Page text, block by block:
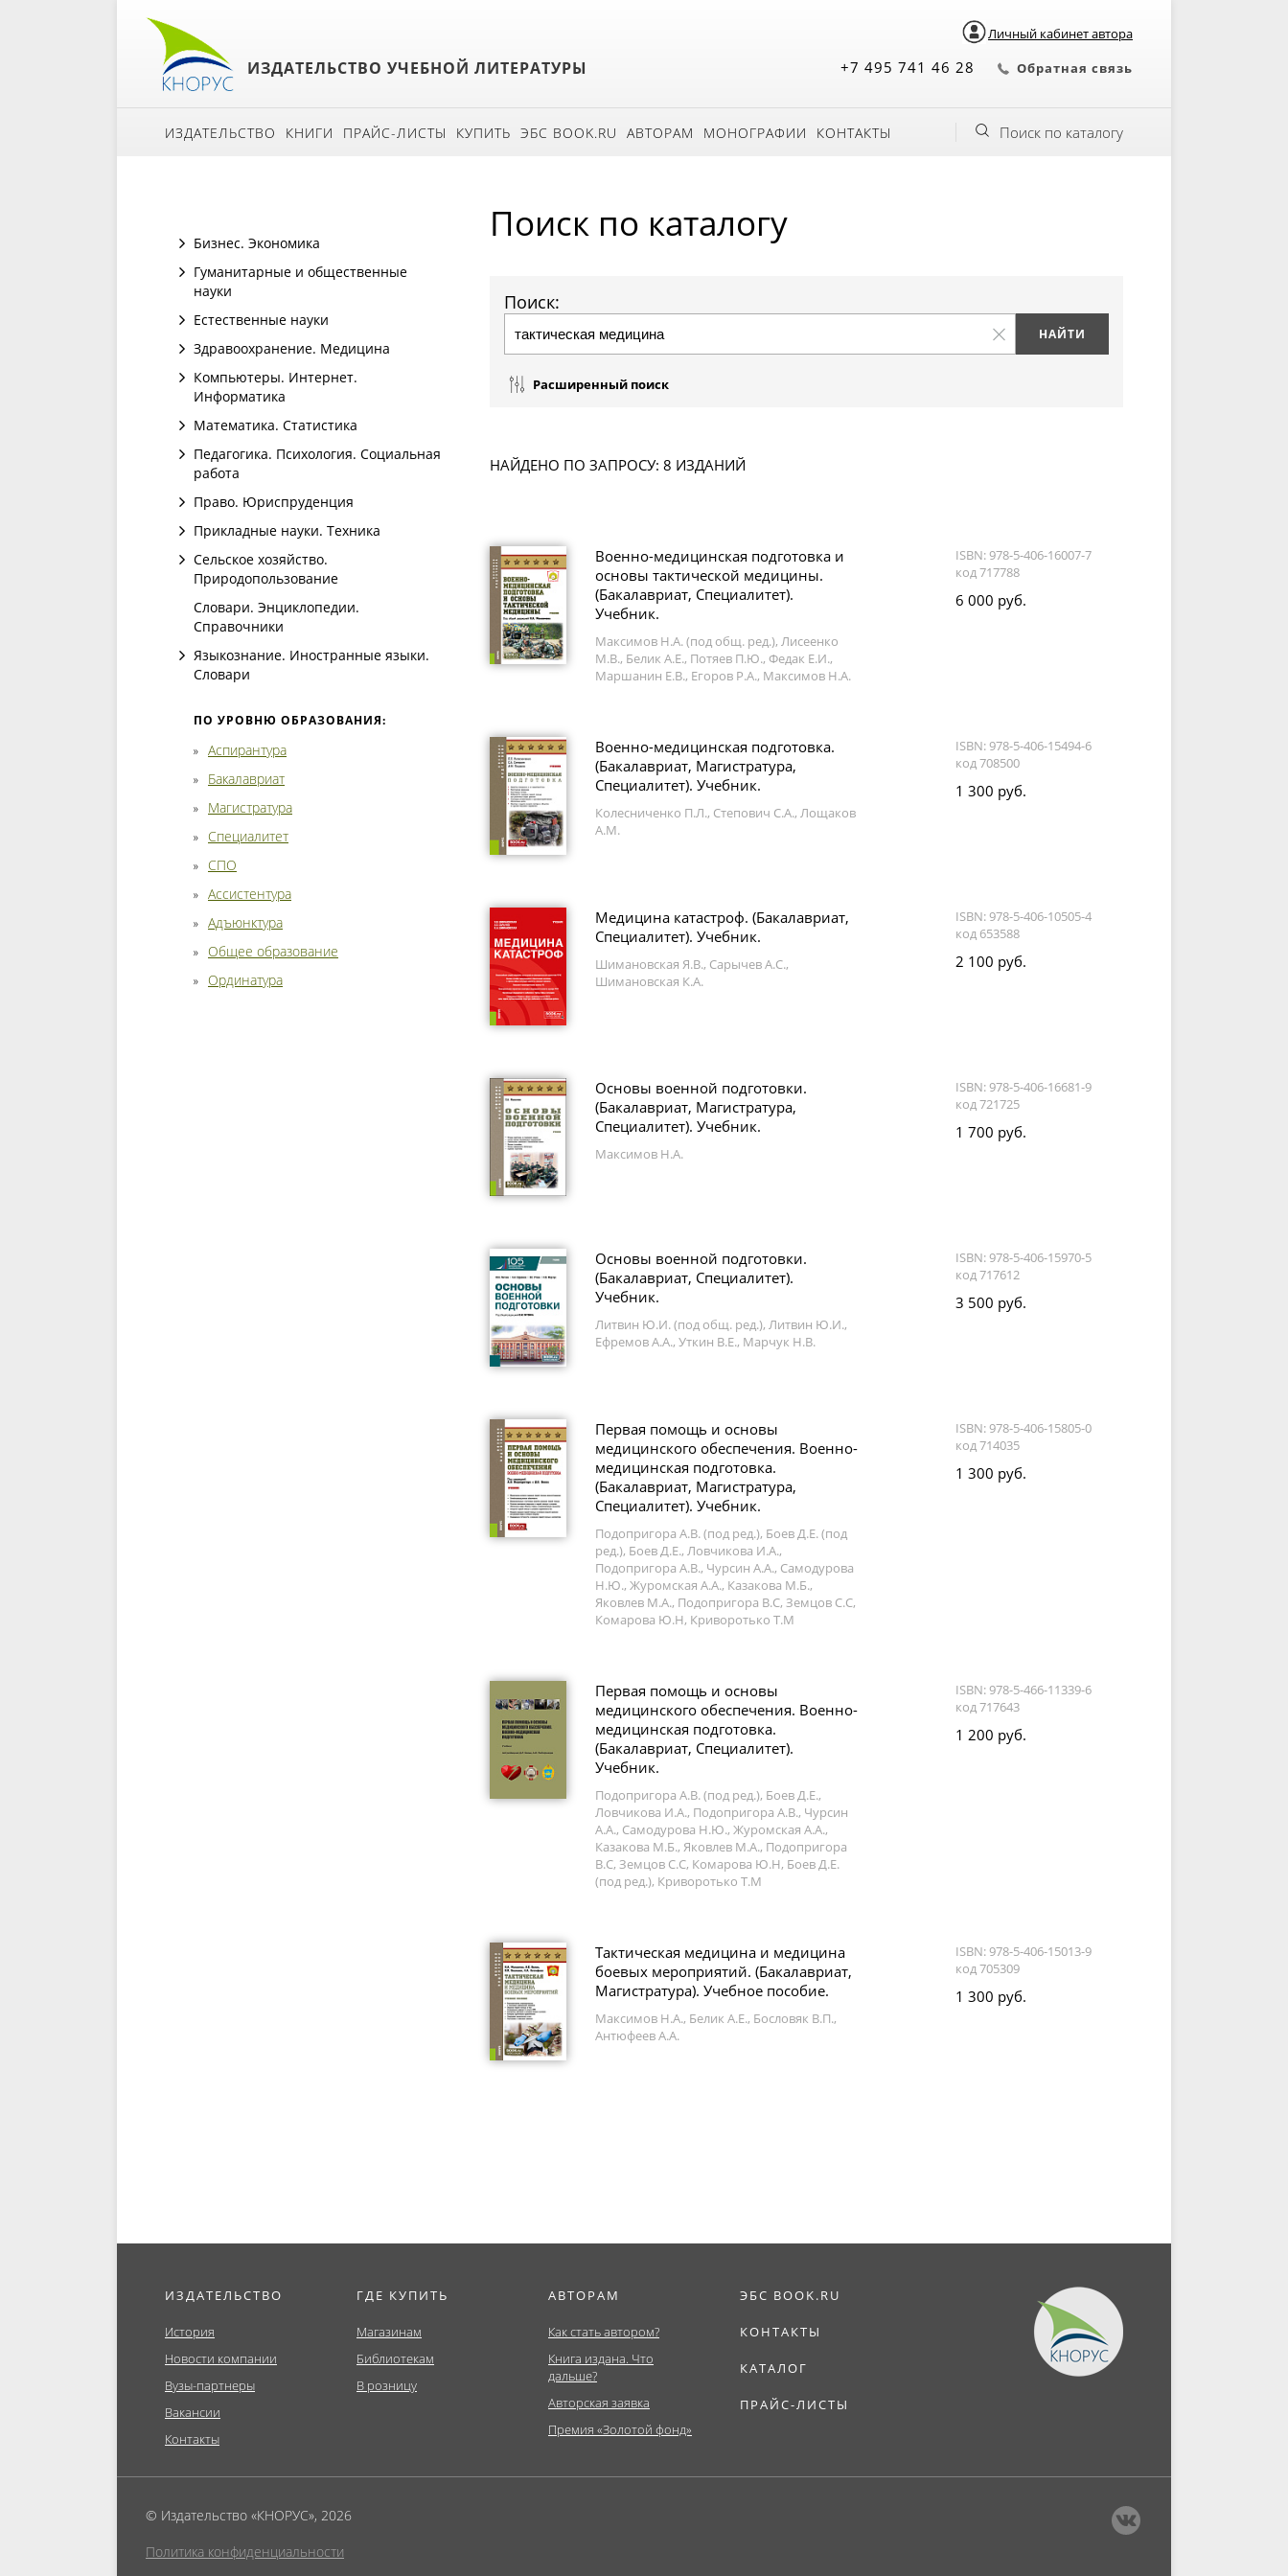
Личный кабинет автора
ИЗДАТЕЛЬСТВО УЧЕБНОЙ ЛИТЕРАТУРЫ +7 495 741 46 28 Обратная связь
ИЗДАТЕЛЬСТВО КНИГИ ПРАЙС-ЛИСТЫ КУПИТЬ ЭБС BOOK.RU АВТОРАМ МОНОГРАФИИ КОНТАКТЫ Поиск по каталогу
Бизнес. Экономика
Гуманитарные и общественные
науки
Естественные науки
Здравоохранение. Медицина
Компьютеры. Интернет.
Информатика
Математика. Статистика
Педагогика. Психология. Социальная
работа
Право. Юриспруденция
Прикладные науки. Техника
Сельское хозяйство.
Природопользование
Словари. Энциклопедии.
Справочники
Языкознание. Иностранные языки.
Словари
ПО УРОВНЮ ОБРАЗОВАНИЯ:
Аспирантура
Бакалавриат
Магистратура
Специалитет
СПО
Ассистентура
Адъюнктура
Общее образование
Ординатура
Поиск по каталогу
Поиск:
Расширенный поиск
НАЙДЕНО ПО ЗАПРОСУ: 8 ИЗДАНИЙ
Военно-медицинская подготовка и
основы тактической медицины.
(Бакалавриат, Специалитет).
Учебник.
Максимов Н.А. (под общ. ред.), Лисеенко
М.В., Белик А.Е., Потяев П.Ю., Федак Е.И.,
Маршанин Е.В., Егоров Р.А., Максимов Н.А.
ISBN: 978-5-406-16007-7
код 717788
6 000 руб.
Военно-медицинская подготовка.
(Бакалавриат, Магистратура,
Специалитет). Учебник.
Колесниченко П.Л., Степович С.А., Лощаков
А.М.
ISBN: 978-5-406-15494-6
код 708500
1 300 руб.
Медицина катастроф. (Бакалавриат,
Специалитет). Учебник.
Шимановская Я.В., Сарычев А.С.,
Шимановская К.А.
ISBN: 978-5-406-10505-4
код 653588
2 100 руб.
Основы военной подготовки.
(Бакалавриат, Магистратура,
Специалитет). Учебник.
Максимов Н.А.
ISBN: 978-5-406-16681-9
код 721725
1 700 руб.
Основы военной подготовки.
(Бакалавриат, Специалитет).
Учебник.
Литвин Ю.И. (под общ. ред.), Литвин Ю.И.,
Ефремов А.А., Уткин В.Е., Марчук Н.В.
ISBN: 978-5-406-15970-5
код 717612
3 500 руб.
Первая помощь и основы
медицинского обеспечения. Военно-
медицинская подготовка.
(Бакалавриат, Магистратура,
Специалитет). Учебник.
Подопригора А.В. (под ред.), Боев Д.Е. (под
ред.), Боев Д.Е., Ловчикова И.А.,
Подопригора А.В., Чурсин А.А., Самодурова
Н.Ю., Журомская А.А., Казакова М.Б.,
Яковлев М.А., Подопригора В.С, Земцов С.С,
Комарова Ю.Н, Криворотько Т.М
ISBN: 978-5-406-15805-0
код 714035
1 300 руб.
Первая помощь и основы
медицинского обеспечения. Военно-
медицинская подготовка.
(Бакалавриат, Специалитет).
Учебник.
Подопригора А.В. (под ред.), Боев Д.Е.,
Ловчикова И.А., Подопригора А.В., Чурсин
А.А., Самодурова Н.Ю., Журомская А.А.,
Казакова М.Б., Яковлев М.А., Подопригора
В.С, Земцов С.С, Комарова Ю.Н, Боев Д.Е.
(под ред.), Криворотько Т.М
ISBN: 978-5-466-11339-6
код 717643
1 200 руб.
Тактическая медицина и медицина
боевых мероприятий. (Бакалавриат,
Магистратура). Учебное пособие.
Максимов Н.А., Белик А.Е., Бословяк В.П.,
Антюфеев А.А.
ISBN: 978-5-406-15013-9
код 705309
1 300 руб.
ИЗДАТЕЛЬСТВО
История
Новости компании
Вузы-партнеры
Вакансии
Контакты
ГДЕ КУПИТЬ
Магазинам
Библиотекам
В розницу
АВТОРАМ
Как стать автором?
Книга издана. Что
дальше?
Авторская заявка
Премия «Золотой фонд»
ЭБС BOOK.RU
КОНТАКТЫ
КАТАЛОГ
ПРАЙС-ЛИСТЫ
© Издательство «КНОРУС», 2026
Политика конфиденциальности